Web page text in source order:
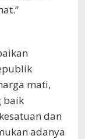
mati,
baik
dan
adanya